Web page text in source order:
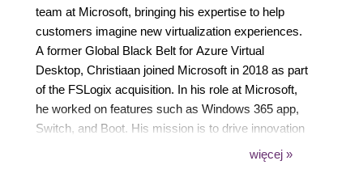
team at Microsoft, bringing his expertise to help
customers imagine new virtualization experiences.
A former Global Black Belt for Azure Virtual
Desktop, Christiaan joined Microsoft in 2018 as part
of the FSLogix acquisition. In his role at Microsoft,
he worked on features such as Windows 365 app,
Switch, and Boot. His mission is to drive innovation
while bringing Windows 365, Windows, andwięcej »